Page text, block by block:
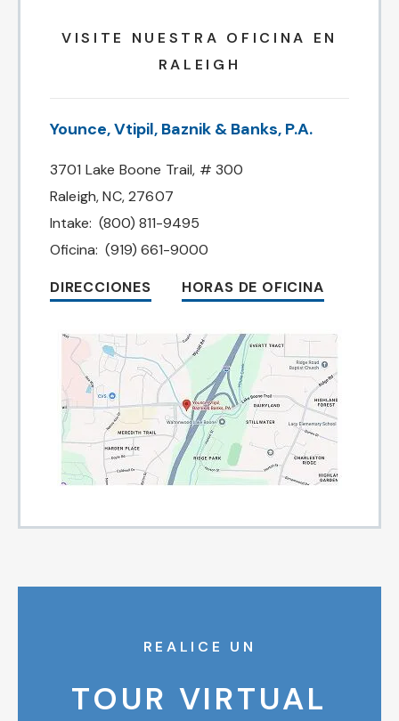
VISITE NUESTRA OFICINA EN
RALEIGH
Younce, Vtipil, Baznik & Banks, P.A.
3701 Lake Boone Trail, # 300
Raleigh, NC, 27607
Intake: (800) 811-9495
Oficina: (919) 661-9000
DIRECCIONES
HORAS DE OFICINA
REALICE UN
TOUR VIRTUAL